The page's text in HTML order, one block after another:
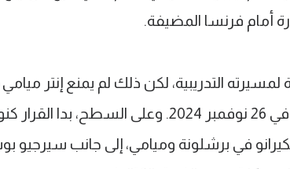
أمام فرنسا المضيفة.
لمسيرته التدريبية، لكن ذلك لم يمنع إنتر
الفني للفريق الأول في 26 نوفمبر 2024. وعلى
في برشلونة وميامي، إلى جانب سيرجيو